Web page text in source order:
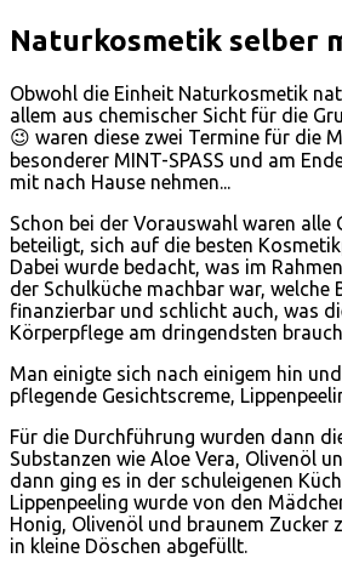
Naturkosmetik selber
Obwohl die Einheit Naturkosmetik
allem aus chemischer Sicht für die
😉 waren diese zwei Termine für die
besonderer MINT-SPASS und am
mit nach Hause nehmen...
Schon bei der Vorauswahl waren alle
beteiligt, sich auf die besten
Dabei wurde bedacht, was im
der Schulküche machbar war, welche
finanzierbar und schlicht auch, was
Körperpflege am dringendsten
Man einigte sich nach einigem hin
pflegende Gesichtscreme,
Für die Durchführung wurden dann
Substanzen wie Aloe Vera, Olivenöl
dann ging es in der schuleigenen
Lippenpeeling wurde von den
Honig, Olivenöl und braunem Zucker
in kleine Döschen abgefüllt.